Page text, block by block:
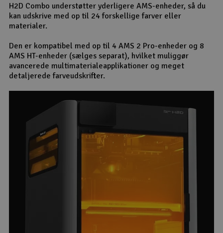
H2D Combo understøtter yderligere AMS-enheder, så du
kan udskrive med op til 24 forskellige farver eller
materialer.
Den er kompatibel med op til 4 AMS 2 Pro-enheder og 8
AMS HT-enheder (sælges separat), hvilket muliggør
avancerede multimaterialeapplikationer og meget
detaljerede farveudskrifter.